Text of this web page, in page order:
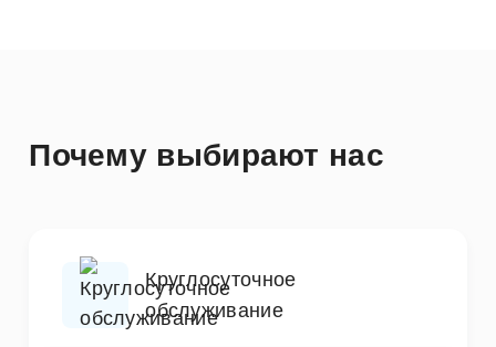
Почему выбирают нас
Круглосуточное
обслуживание